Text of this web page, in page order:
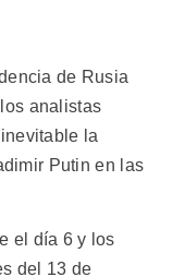
de Rusia
analistas
la
Putin en las
el día 6 y los
del 13 de